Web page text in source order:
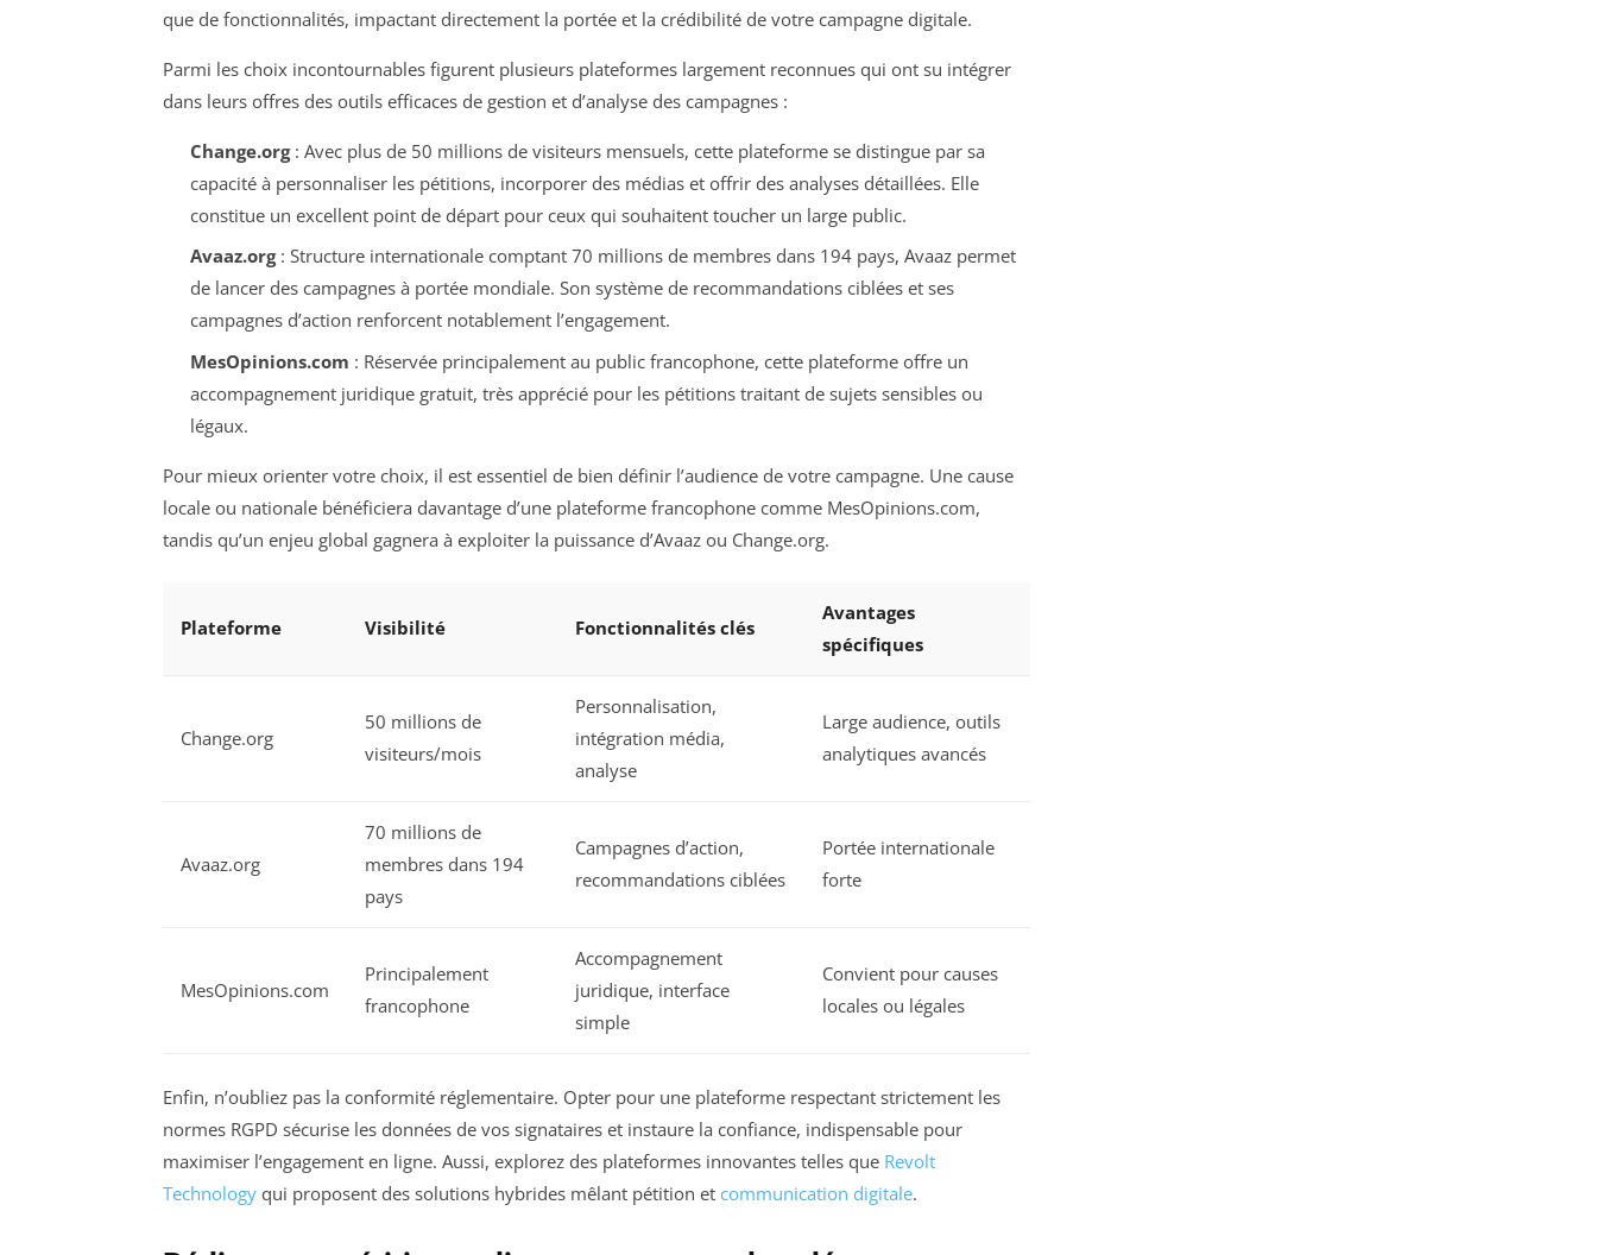
que de fonctionnalités, impactant directement la portée et la crédibilité de votre campagne digitale.
Parmi les choix incontournables figurent plusieurs plateformes largement reconnues qui ont su intégrer
dans leurs offres des outils efficaces de gestion et d’analyse des campagnes :
Change.org: Avec plus de 50 millions de visiteurs mensuels, cette plateforme se distingue par sa
capacité à personnaliser les pétitions, incorporer des médias et offrir des analyses détaillées. Elle
constitue un excellent point de départ pour ceux qui souhaitent toucher un large public.
Avaaz.org: Structure internationale comptant 70 millions de membres dans 194 pays, Avaaz permet
de lancer des campagnes à portée mondiale. Son système de recommandations ciblées et ses
campagnes d’action renforcent notablement l’engagement.
MesOpinions.com : Réservée principalement au public francophone, cette plateforme offre un
accompagnement juridique gratuit, très apprécié pour les pétitions traitant de sujets sensibles ou
légaux.
Pour mieux orienter votre choix, il est essentiel de bien définir l’audience de votre campagne. Une cause
locale ou nationale bénéficiera davantage d’une plateforme francophone comme MesOpinions.com,
tandis qu’un enjeu global gagnera à exploiter la puissance d’Avaaz ou Change.org.
Plateforme Visibilité Fonctionnalités clés
Avantages
spécifiques
Change.org
50 millions de
visiteurs/mois
Personnalisation,
intégration média,
analyse
Large audience, outils
analytiques avancés
Avaaz.org
70 millions de
membres dans 194
pays
Campagnes d’action,
recommandations ciblées
Portée internationale
forte
MesOpinions.com
Principalement
francophone
Accompagnement
juridique, interface
simple
Convient pour causes
locales ou légales
Enfin, n’oubliez pas la conformité réglementaire. Opter pour une plateforme respectant strictement les
normes RGPD sécurise les données de vos signataires et instaure la confiance, indispensable pour
maximiser l’engagement en ligne. Aussi, explorez des plateformes innovantes telles que Revolt
Technology qui proposent des solutions hybrides mêlant pétition et communication digitale.